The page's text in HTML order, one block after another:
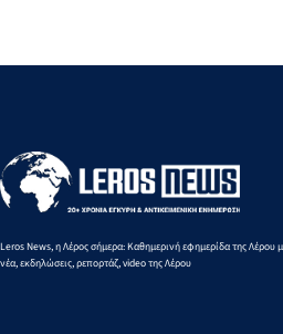
και εχθρούς:
και η
στρατηγική
συμμαχία
προβλήματος
Leros News, η Λέρος σήμερα: Καθημερινή εφημερίδα της Λέρου
νέα, εκδηλώσεις, ρεπορτάζ, video της Λέρου